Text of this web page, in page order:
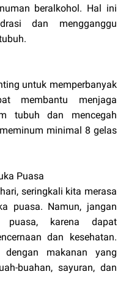
beralkohol. Hal ini
dan mengganggu
untuk memperbanyak
membantu menjaga
tubuh dan mencegah
minimal 8 gelas
Puasa
seringkali kita merasa
puasa. Namun, jangan
puasa, karena dapat
dan kesehatan.
dengan makanan yang
buahan, sayuran, dan